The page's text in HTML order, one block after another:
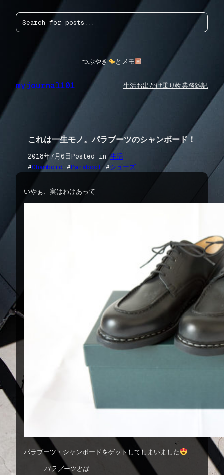
検
索
つぶやき とメモ
myjournal101 生活お出かけ乗り物業務雑記
これは一生モノ。パラブーツのシャンボード！
2018年7月6日Posted in生活
#Chambord #Paraboot #シューズ
いやぁ、実はわけあって
パラブーツ・シャンボードをゲットしてしまいました
パラブーツとは